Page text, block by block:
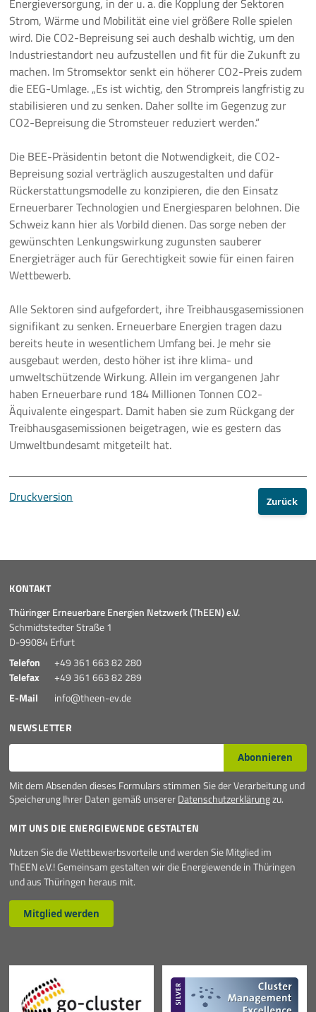
Mehr
Energieversorgung, in der u. a. die Kopplung der Sektoren
Strom, Wärme und Mobilität eine viel größere Rolle spielen
wird. Die CO2-Bepreisung sei auch deshalb wichtig, um den
Industriestandort neu aufzustellen und fit für die Zukunft zu
machen. Im Stromsektor senkt ein höherer CO2-Preis zudem
die EEG-Umlage. „Es ist wichtig, den Strompreis langfristig zu
stabilisieren und zu senken. Daher sollte im Gegenzug zur
CO2-Bepreisung die Stromsteuer reduziert werden.“
Die BEE-Präsidentin betont die Notwendigkeit, die CO2-
Bepreisung sozial verträglich auszugestalten und dafür
Rückerstattungsmodelle zu konzipieren, die den Einsatz
Erneuerbarer Technologien und Energiesparen belohnen. Die
Schweiz kann hier als Vorbild dienen. Das sorge neben der
gewünschten Lenkungswirkung zugunsten sauberer
Energieträger auch für Gerechtigkeit sowie für einen fairen
Wettbewerb.
Alle Sektoren sind aufgefordert, ihre Treibhausgasemissionen
signifikant zu senken. Erneuerbare Energien tragen dazu
bereits heute in wesentlichem Umfang bei. Je mehr sie
ausgebaut werden, desto höher ist ihre klima- und
umweltschützende Wirkung. Allein im vergangenen Jahr
haben Erneuerbare rund 184 Millionen Tonnen CO2-
Äquivalente eingespart. Damit haben sie zum Rückgang der
Treibhausgasemissionen beigetragen, wie es gestern das
Umweltbundesamt mitgeteilt hat.
Druckversion Zurück
KONTAKT
Thüringer Erneuerbare Energien Netzwerk (ThEEN) e.V.
Schmidtstedter Straße 1
D-99084 Erfurt
Telefon
+49 361 663 82 280
Telefax
+49 361 663 82 289
E-Mail
info@theen-ev.de
NEWSLETTER
E-Mail* Abonnieren
Mit dem Absenden dieses Formulars stimmen Sie der Verarbeitung und
Speicherung Ihrer Daten gemäß unsererDatenschutzerklärungzu.
MIT UNS DIE ENERGIEWENDE GESTALTEN
Nutzen Sie die Wettbewerbsvorteile und werden Sie Mitglied im
ThEEN e.V.! Gemeinsam gestalten wir die Energiewende in Thüringen
und aus Thüringen heraus mit.
Mitglied werden